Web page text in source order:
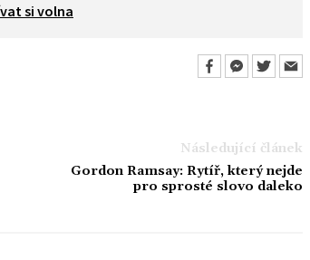
si volna
Následující článek
Gordon Ramsay: Rytíř, který nejde
pro sprosté slovo daleko